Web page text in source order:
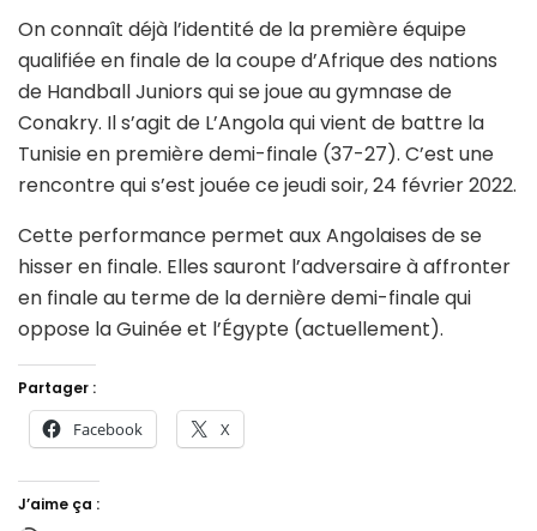
On connaît déjà l’identité de la première équipe
qualifiée en finale de la coupe d’Afrique des nations
de Handball Juniors qui se joue au gymnase de
Conakry. Il s’agit de L’Angola qui vient de battre la
Tunisie en première demi-finale (37-27). C’est une
rencontre qui s’est jouée ce jeudi soir, 24 février 2022.
Cette performance permet aux Angolaises de se
hisser en finale. Elles sauront l’adversaire à affronter
en finale au terme de la dernière demi-finale qui
oppose la Guinée et l’Égypte (actuellement).
Partager :
Facebook X
J’aime ça :